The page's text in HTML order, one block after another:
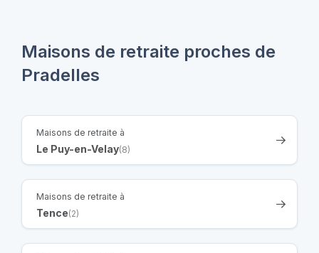
Maisons de retraite proches de
Pradelles
Maisons de retraite à
Le Puy-en-Velay(8)
Maisons de retraite à
Tence(2)